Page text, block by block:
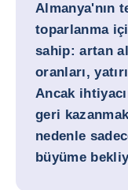
Almanya'nın
toparlanma
sahip: artan
oranları,
Ancak
geri
nedenle
büyüme